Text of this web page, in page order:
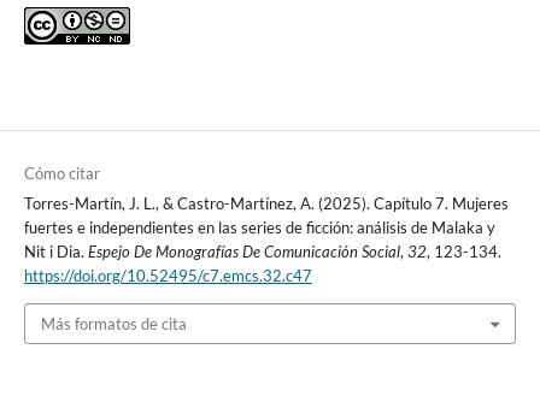
Cómo citar
Torres-Martín, J. L., & Castro-Martínez, A. (2025). Capítulo 7. Mujeres
fuertes e independientes en las series de ficción: análisis de Malaka y
Nit i Dia. Espejo De Monografías De Comunicación Social, 32, 123-134.
https://doi.org/10.52495/c7.emcs.32.c47
Más formatos de cita